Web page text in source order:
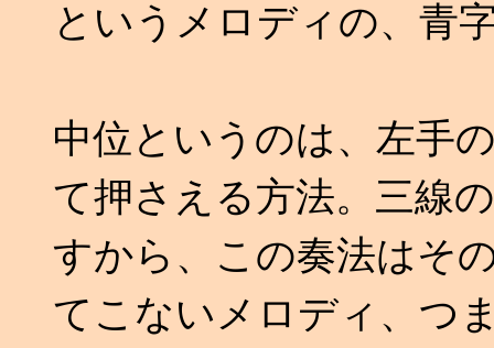
というメロディの、青
中位というのは、左手
て押さえる方法。三線
すから、この奏法はそ
てこないメロディ、つ